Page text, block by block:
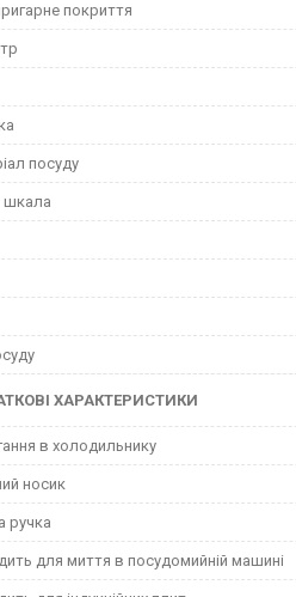
покриття
посуду
шкала
ХАРАКТЕРИСТИКИ
в холодильнику
носик
ручка
для миття в посудомийній машині